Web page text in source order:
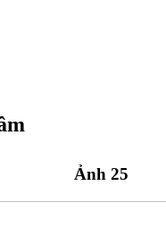
Ảnh 25